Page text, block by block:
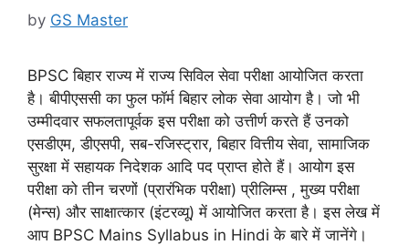
by GS Master
BPSC बिहार राज्य में राज्य सिविल सेवा परीक्षा आयोजित करता
है। बीपीएससी का फुल फॉर्म बिहार लोक सेवा आयोग है। जो भी
उम्मीदवार सफलतापूर्वक इस परीक्षा को उत्तीर्ण करते हैं उनको
एसडीएम, डीएसपी, सब-रजिस्ट्रार, बिहार वित्तीय सेवा, सामाजिक
सुरक्षा में सहायक निदेशक आदि पद प्राप्त होते हैं। आयोग इस
परीक्षा को तीन चरणों (प्रारंभिक परीक्षा) प्रीलिम्स , मुख्य परीक्षा
(मेन्स) और साक्षात्कार (इंटरव्यू) में आयोजित करता है। इस लेख में
आप BPSC Mains Syllabus in Hindi के बारे में जानेंगे।